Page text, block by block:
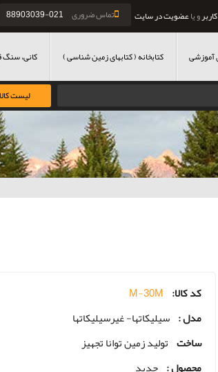
تماس ضروری 021-88903039 و یاعضویت در سایت
آموزشی کتابخانه ( کتابهای زمین شناسی ) کانی،
لیست
کد کالا: M-30M
مدل : سیلیکاتها- غیرسیلیکاتها
ساخت تولید زمین توانا تجهیز
محصول : جدید